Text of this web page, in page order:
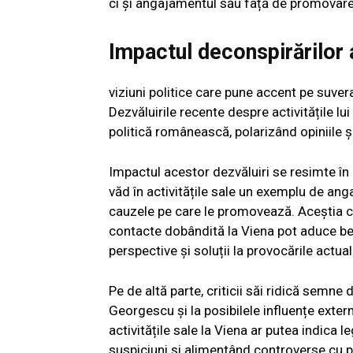
Impactul deconspirărilor
viziuni politice care pune accent pe
Dezvăluirile recente despre activitățile
politică românească, polarizând opiniile
Impactul acestor dezvăluiri se resimte
văd în activitățile sale un exemplu de
cauzele pe care le promovează. Aceștia
contacte dobândită la Viena pot aduce
perspective și soluții la provocările
Pe de altă parte, criticii săi ridică semne
Georgescu și la posibilele influențe
activitățile sale la Viena ar putea indica
suspiciuni și alimentând controverse cu